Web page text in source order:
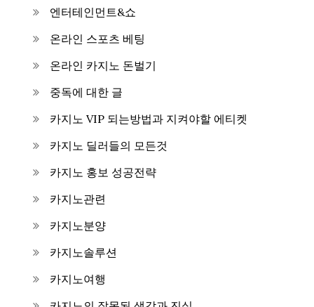
엔터테인먼트&쇼
온라인 스포츠 베팅
온라인 카지노 돈벌기
중독에 대한 글
카지노 VIP 되는방법과 지켜야할 에티켓
카지노 딜러들의 모든것
카지노 홍보 성공전략
카지노관련
카지노분양
카지노솔루션
카지노여행